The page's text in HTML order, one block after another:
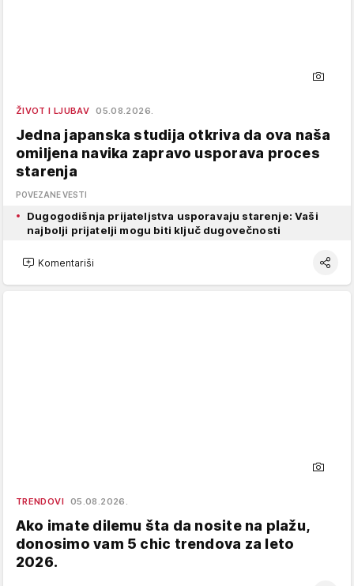
ŽIVOT I LJUBAV 05.08.2026.
Jedna japanska studija otkriva da ova naša
omiljena navika zapravo usporava proces
starenja
POVEZANE VESTI
Dugogodišnja prijateljstva usporavaju starenje: Vaši
najbolji prijatelji mogu biti ključ dugovečnosti
Komentariši
TRENDOVI 05.08.2026.
Ako imate dilemu šta da nosite na plažu,
donosimo vam 5 chic trendova za leto
2026.